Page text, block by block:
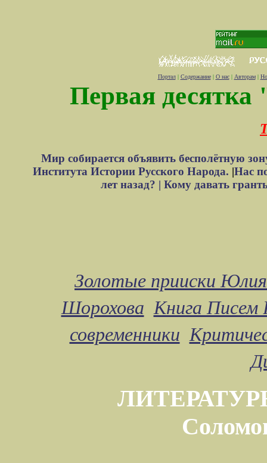
Портал| Содержание| О нас| Авторам|
Первая десятка
Мир собирается объявить бесполётную
Института Истории Русского Народа. |Нас
лет назад? | Кому давать
Золотые прииски
Шорохова Книга Писем
современники